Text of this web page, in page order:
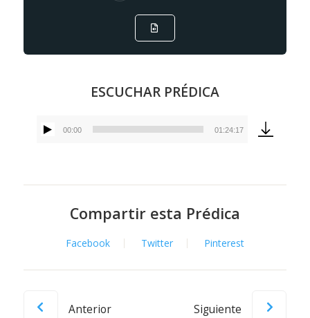
ESCUCHAR PRÉDICA
Reproductor
00:00 01:24:17
Compartir esta Prédica
Facebook Twitter Pinterest
Anterior Siguiente